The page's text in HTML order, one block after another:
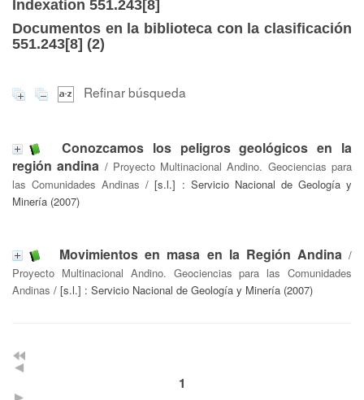
Indexation 551.243[8]
Documentos en la biblioteca con la clasificación
551.243[8] (2)
Refinar búsqueda
Conozcamos los peligros geológicos en la
región andina / Proyecto Multinacional Andino. Geociencias para
las Comunidades Andinas / [s.l.] : Servicio Nacional de Geología y
Minería (2007)
Movimientos en masa en la Región Andina/
Proyecto Multinacional Andino. Geociencias para las Comunidades
Andinas / [s.l.] : Servicio Nacional de Geología y Minería (2007)
1